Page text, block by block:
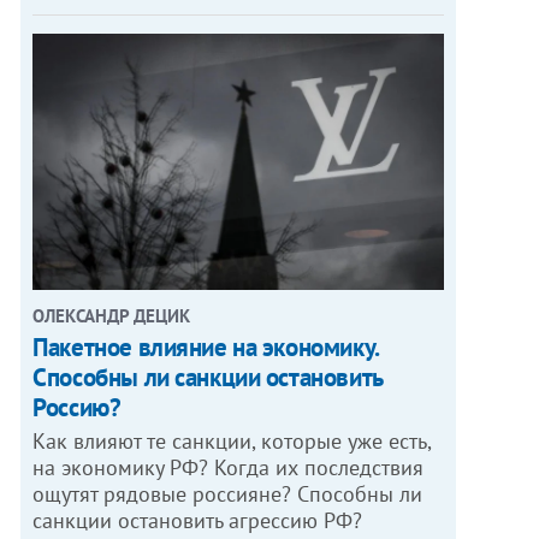
ОЛЕКСАНДР ДЕЦИК
Пакетное влияние на экономику.
Способны ли санкции остановить
Россию?
Как влияют те санкции, которые уже есть,
на экономику РФ? Когда их последствия
ощутят рядовые россияне? Способны ли
санкции остановить агрессию РФ?